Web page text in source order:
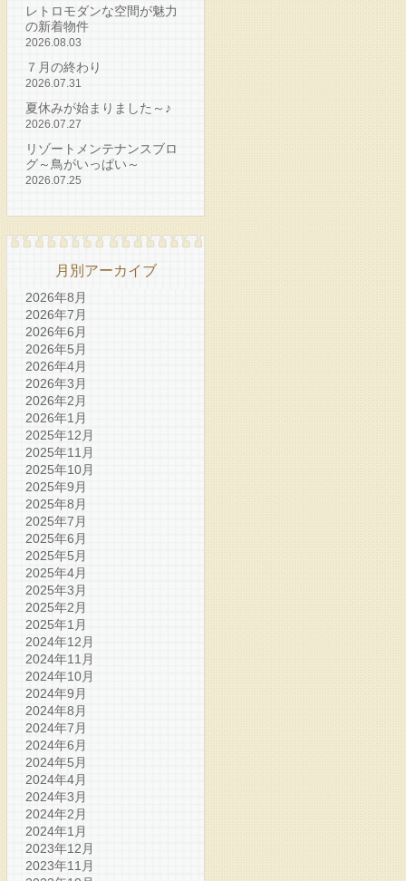
レトロモダンな空間が魅力
の新着物件
2026.08.03
７月の終わり
2026.07.31
夏休みが始まりました～♪
2026.07.27
リゾートメンテナンスブロ
グ～鳥がいっぱい～
2026.07.25
月別アーカイブ
2026年8月
2026年7月
2026年6月
2026年5月
2026年4月
2026年3月
2026年2月
2026年1月
2025年12月
2025年11月
2025年10月
2025年9月
2025年8月
2025年7月
2025年6月
2025年5月
2025年4月
2025年3月
2025年2月
2025年1月
2024年12月
2024年11月
2024年10月
2024年9月
2024年8月
2024年7月
2024年6月
2024年5月
2024年4月
2024年3月
2024年2月
2024年1月
2023年12月
2023年11月